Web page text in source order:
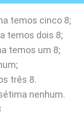
temos cinco 8;
temos dois 8;
temos um 8;
três 8.
nenhum.